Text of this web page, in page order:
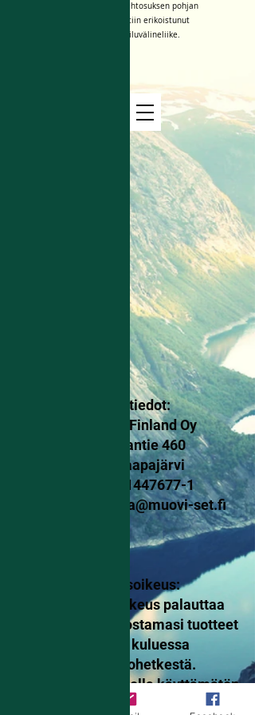
Maastohiihtosuksen pohjan
kuviointiin erikoistunut
urheiluvälineliike.
Yhteystiedot:
Muovi-Set Finland Oy
Kumisevantie 460
85800 Haapajärvi
1447677-1
markku.salmela@muovi-set.fi
Palautusoikeus:
Sinulla on oikeus palauttaa
verkkokaupasta ostamasi tuotteet
14 päivän kuluessa
vastaanottohetkestä.
Tuotteen tulee olla käyttämätön,
virheetön ja pakattuna ehjään